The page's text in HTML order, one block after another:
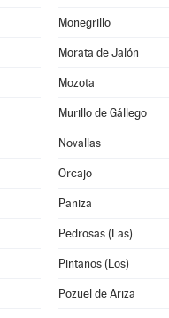
Monegrillo
Morata de Jalón
Mozota
Murillo de Gállego
Novallas
Orcajo
Paniza
Pedrosas (Las)
Pintanos (Los)
Pozuel de Ariza